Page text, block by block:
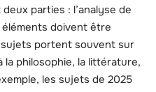
parties : l’analyse de
doivent être
portent souvent sur
philosophie, la littérature,
les sujets de 2025